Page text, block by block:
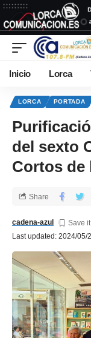
Inicio Lorca
LORCA PORTADA
del sexto
Cortos de
Last updated: 2024/05/
cadena-azul
Share